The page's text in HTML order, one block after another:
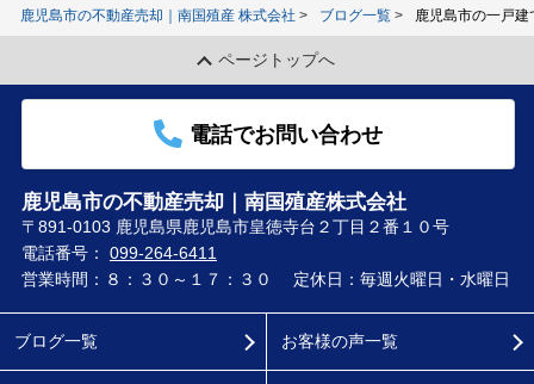
鹿児島市の不動産売却｜南国殖産 株式会社 ブログ一覧 鹿児島市の一戸
ページトップへ
電話でお問い合わせ
鹿児島市の不動産売却｜南国殖産株式会社
〒891-0103 鹿児島県鹿児島市皇徳寺台２丁目２番１０号
電話番号： 099-264-6411
営業時間：８：３０～１７：３０
定休日：毎週火曜日・水曜日
ブログ一覧 お客様の声一覧